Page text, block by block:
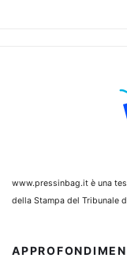
www.pressinbag.it è una
della Stampa del Tribunale